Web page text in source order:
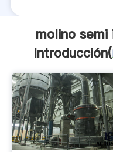
molino
Introducción(